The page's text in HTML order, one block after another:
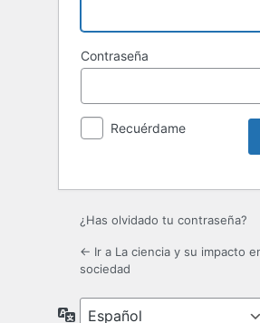
Contraseña
Recuérdame
¿Has olvidado tu contraseña?
← Ir a La ciencia y su impacto
sociedad
Idioma